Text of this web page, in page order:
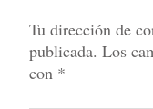
Tu dirección de
publicada. Los
con *